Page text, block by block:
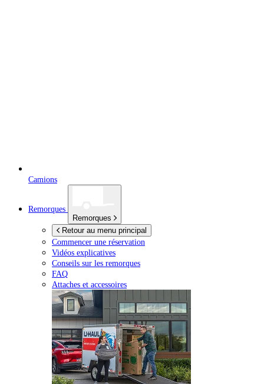
Camions
Remorques
Remorques
Retour au menu principal
Commencer une réservation
Vidéos explicatives
Conseils sur les remorques
FAQ
Attaches et accessoires